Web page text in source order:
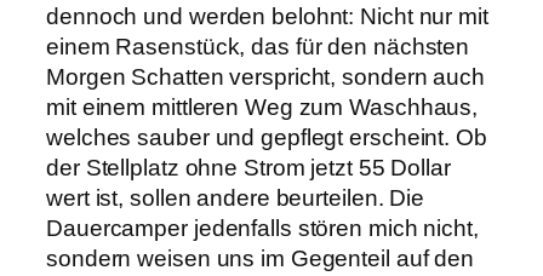
dennoch und werden belohnt: Nicht nur mit
einem Rasenstück, das für den nächsten
Morgen Schatten verspricht, sondern auch
mit einem mittleren Weg zum Waschhaus,
welches sauber und gepflegt erscheint. Ob
der Stellplatz ohne Strom jetzt 55 Dollar
wert ist, sollen andere beurteilen. Die
Dauercamper jedenfalls stören mich nicht,
sondern weisen uns im Gegenteil auf den